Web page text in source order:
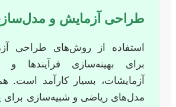
طراحی آزمایش و
برای بهینه‌سازی فرآیندها
آزمایشات، بسیار کارآمد است.
مدل‌های ریاضی و شبیه‌سازی برای